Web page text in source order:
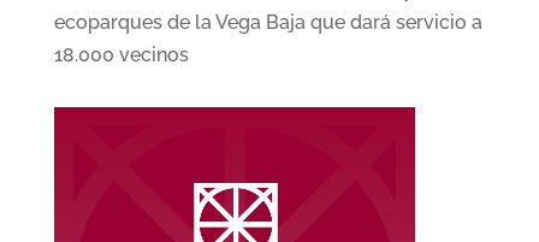
ecoparques de la Vega Baja que dará servicio a
18.000 vecinos